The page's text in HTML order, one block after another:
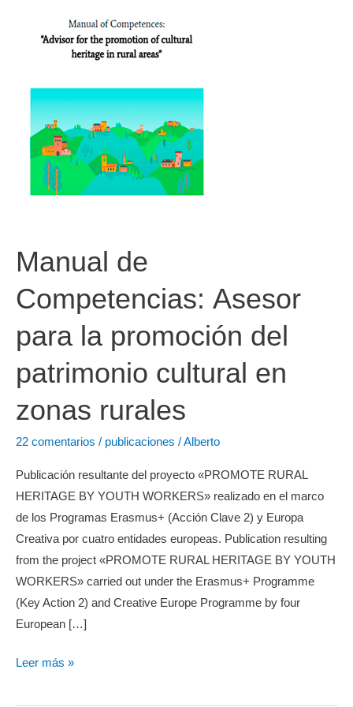
Manual de
Competencias: Asesor
para la promoción del
patrimonio cultural en
zonas rurales
22 comentarios / publicaciones /Alberto
Publicación resultante del proyecto «PROMOTE RURAL
HERITAGE BY YOUTH WORKERS» realizado en el marco
de los Programas Erasmus+ (Acción Clave 2) y Europa
Creativa por cuatro entidades europeas. Publication resulting
from the project «PROMOTE RURAL HERITAGE BY YOUTH
WORKERS» carried out under the Erasmus+ Programme
(Key Action 2) and Creative Europe Programme by four
European […]
Manual
Competencias: Asesor
Leer más »